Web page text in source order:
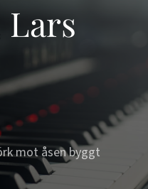
Lars
mot åsen byggt